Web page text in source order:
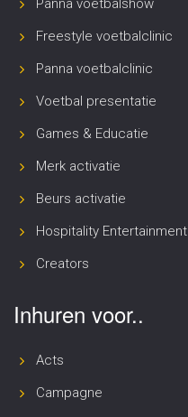
Freestyle voetbalclinic
Panna voetbalclinic
Voetbal presentatie
Games & Educatie
Merk activatie
Beurs activatie
Hospitality Entertainment
Creators
Inhuren voor..
Acts
Campagne